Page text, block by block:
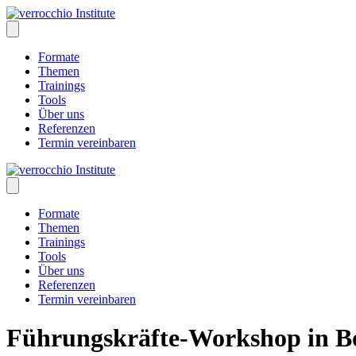
Skip
to
content
Formate
Themen
Trainings
Tools
Über uns
Referenzen
Termin vereinbaren
Formate
Themen
Trainings
Tools
Über uns
Referenzen
Termin vereinbaren
Führungskräfte-Workshop in